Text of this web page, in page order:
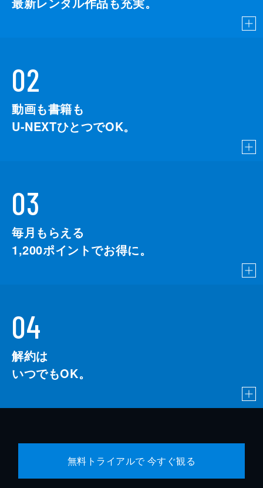
02
動画も書籍も
U-NEXTひとつでOK。
03
毎月もらえる
1,200ポイントでお得に。
04
解約は
いつでもOK。
無料トライアルで 今すぐ観る